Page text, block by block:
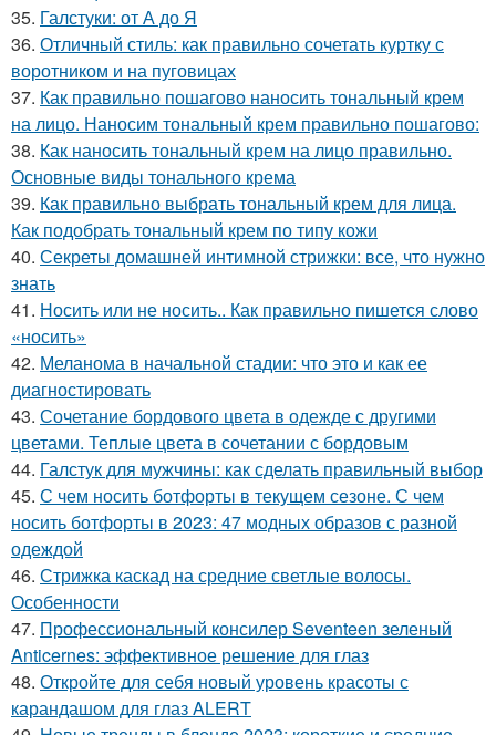
35. Галстуки: от А до Я
36. Отличный стиль: как правильно сочетать куртку с
воротником и на пуговицах
37. Как правильно пошагово наносить тональный крем
на лицо. Наносим тональный крем правильно пошагово:
38. Как наносить тональный крем на лицо правильно.
Основные виды тонального крема
39. Как правильно выбрать тональный крем для лица.
Как подобрать тональный крем по типу кожи
40. Секреты домашней интимной стрижки: все, что нужно
знать
41. Носить или не носить.. Как правильно пишется слово
«носить»
42. Меланома в начальной стадии: что это и как ее
диагностировать
43. Сочетание бордового цвета в одежде с другими
цветами. Теплые цвета в сочетании с бордовым
44. Галстук для мужчины: как сделать правильный выбор
45. С чем носить ботфорты в текущем сезоне. С чем
носить ботфорты в 2023: 47 модных образов с разной
одеждой
46. Стрижка каскад на средние светлые волосы.
Особенности
47. Профессиональный консилер Seventeen зеленый
Anticernes: эффективное решение для глаз
48. Откройте для себя новый уровень красоты с
карандашом для глаз ALERT